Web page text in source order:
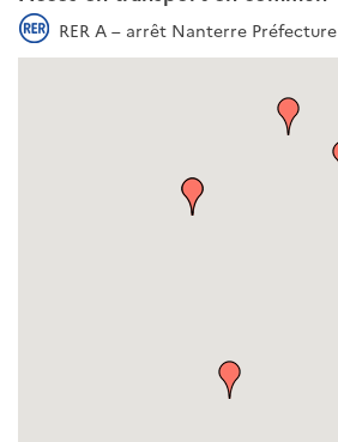
RER A – arrêt Nanterre Préfecture